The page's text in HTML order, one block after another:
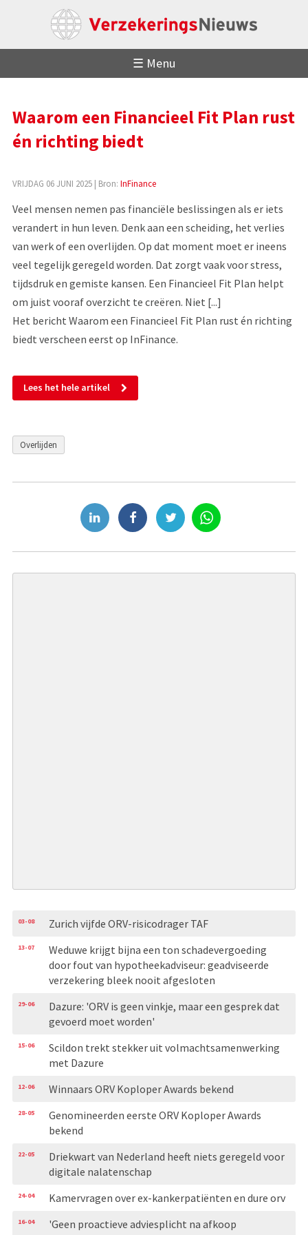
☰ Menu
Waarom een Financieel Fit Plan rust
én richting biedt
VRIJDAG 06 JUNI 2025| Bron: InFinance
Veel mensen nemen pas financiële beslissingen als er iets
verandert in hun leven. Denk aan een scheiding, het verlies
van werk of een overlijden. Op dat moment moet er ineens
veel tegelijk geregeld worden. Dat zorgt vaak voor stress,
tijdsdruk en gemiste kansen. Een Financieel Fit Plan helpt
om juist vooraf overzicht te creëren. Niet [...]
Het bericht Waarom een Financieel Fit Plan rust én richting
biedt verscheen eerst op InFinance.
Lees het hele artikel
Overlijden
03-08 Zurich vijfde ORV-risicodrager TAF
13-07
Weduwe krijgt bijna een ton schadevergoeding
door fout van hypotheekadviseur: geadviseerde
verzekering bleek nooit afgesloten
29-06
Dazure: 'ORV is geen vinkje, maar een gesprek dat
gevoerd moet worden'
15-06
Scildon trekt stekker uit volmachtsamenwerking
met Dazure
12-06 Winnaars ORV Koploper Awards bekend
28-05
Genomineerden eerste ORV Koploper Awards
bekend
22-05
Driekwart van Nederland heeft niets geregeld voor
digitale nalatenschap
24-04 Kamervragen over ex-kankerpatiënten en dure orv
16-04
'Geen proactieve adviesplicht na afkoop